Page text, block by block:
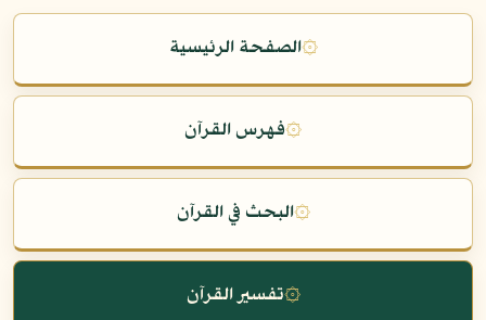
۞الصفحة الرئيسية
۞فهرس القرآن
۞البحث في القرآن
۞تفسير القرآن